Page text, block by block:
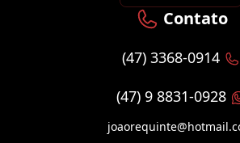
Contato
(47) 3368-0914
(47) 9 8831-0928